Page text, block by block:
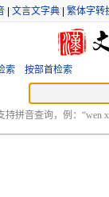
文言文字典 繁体字转
索 按部首检索
持拼音查询，例：“wen